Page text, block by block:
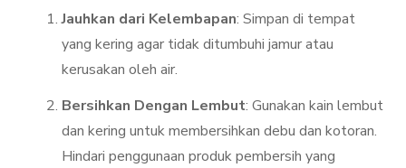
Jauhkan dari Kelembapan: Simpan di tempat
yang kering agar tidak ditumbuhi jamur atau
kerusakan oleh air.
Bersihkan Dengan Lembut: Gunakan kain lembut
dan kering untuk membersihkan debu dan kotoran.
Hindari penggunaan produk pembersih yang